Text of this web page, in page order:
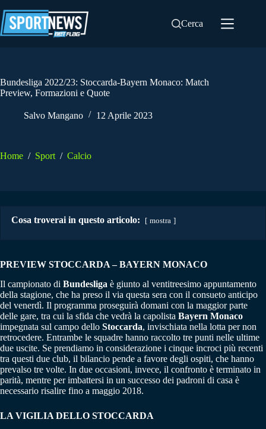
al
contenuto
Cerca
Bundesliga 2022/23: Stoccarda-Bayern Monaco: Match
Preview, Formazioni e Quote
Salvo Mangano 12 Aprile 2023
Home / Sport / Calcio
Cosa troverai in questo articolo: mostra
PREVIEW STOCCARDA – BAYERN MONACO
Il campionato di Bundesliga è giunto al ventitreesimo appuntamento
della stagione, che ha preso il via questa sera con il consueto anticipo
del venerdì. Il programma proseguirà domani con la maggior parte
delle gare, tra cui la sfida che vedrà la capolista Bayern Monaco
impegnata sul campo dello Stoccarda, invischiata nella lotta per non
retrocedere. Entrambe le squadre hanno raccolto tre punti nelle ultime
due uscite. Se prendiamo in considerazione i cinque incroci più recenti
tra questi due club, il bilancio pende a favore degli ospiti, che hanno
prevalso tre volte. In due occasioni, invece, il confronto è terminato in
parità, mentre per imbattersi in un successo dei padroni di casa è
necessario risalire fino a maggio 2018.
LA VIGILIA DELLO STOCCARDA